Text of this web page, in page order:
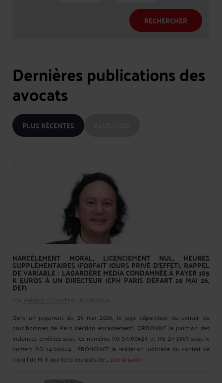
RECHERCHER
Dernières publications des
avocats
PLUS RÉCENTES
HARCÈLEMENT MORAL, LICENCIEMENT NUL, HEURES
SUPPLÉMENTAIRES (FORFAIT JOURS PRIVÉ D’EFFET), RAPPEL
DE VARIABLE : LAGARDÈRE MEDIA CONDAMNÉE À PAYER 185
K EUROS À UN DIRECTEUR (CPH PARIS DÉPART 29 MAI 26,
DEF)
Par Frédéric CHHUM le 06/08/2026
Dans un jugement du 29 mai 2026, le juge départiteur du conseil de
prud’hommes de Paris (section encadrement): ORDONNE la jonction des
instances enrôlées sous les numéros RG 24/00624 et RG 24-1963 sous le
numéro RG 24/00624 ; PRONONCE la résiliation judiciaire du contrat de
travail de M. X aux torts exclusifs de ... Lire la suite >